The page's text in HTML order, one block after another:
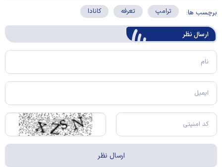
برچسب ها: ترامپ تعرفه کانادا
ارسال‌ نظر